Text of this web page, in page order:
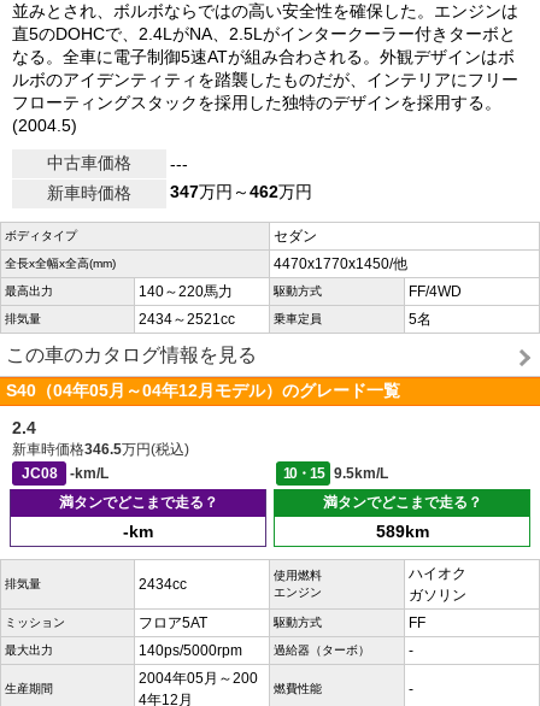
並みとされ、ボルボならではの高い安全性を確保した。エンジンは
直5のDOHCで、2.4LがNA、2.5Lがインタークーラー付きターボと
なる。全車に電子制御5速ATが組み合わされる。外観デザインはボ
ルボのアイデンティティを踏襲したものだが、インテリアにフリー
フローティングスタックを採用した独特のデザインを採用する。
(2004.5)
中古車価格
---
新車時価格
347万円～462万円
ボディタイプ セダン
全長x全幅x全高(mm) 4470x1770x1450/他
最高出力 140～220馬力 駆動方式 FF/4WD
排気量 2434～2521cc 乗車定員 5名
この車のカタログ情報を見る
S40（04年05月～04年12月モデル）のグレード一覧
2.4
新車時価格346.5万円(税込)
JC08
-km/L 10・15
9.5km/L
満タンでどこまで走る？
-km
満タンでどこまで走る？
589km
排気量 2434cc
使用燃料
エンジン
ハイオク
ガソリン
ミッション フロア5AT 駆動方式 FF
最大出力 140ps/5000rpm 過給器（ターボ） -
生産期間
2004年05月～200
4年12月
燃費性能 -